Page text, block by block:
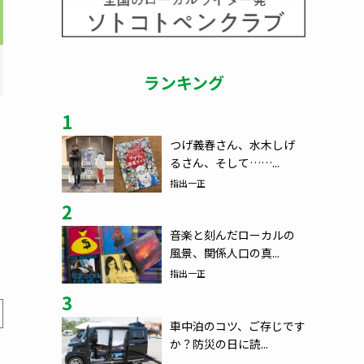
ランキング
1
つげ義春さん、水木しげ
るさん、そして……...
指出一正
2
音楽と刻んだローカルの
風景、関係人口の真...
指出一正
3
車中泊のコツ、ご存じです
か？防災の日に読...